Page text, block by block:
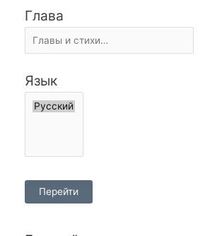
Глава
Язык